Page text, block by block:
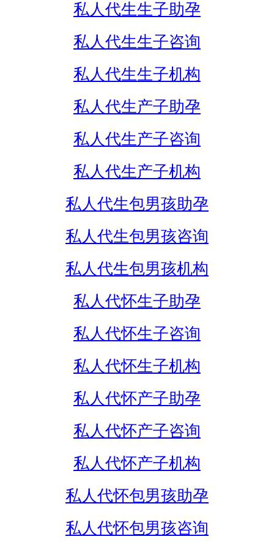
私人代生生子助孕
私人代生生子咨询
私人代生生子机构
私人代生产子助孕
私人代生产子咨询
私人代生产子机构
私人代生包男孩助孕
私人代生包男孩咨询
私人代生包男孩机构
私人代怀生子助孕
私人代怀生子咨询
私人代怀生子机构
私人代怀产子助孕
私人代怀产子咨询
私人代怀产子机构
私人代怀包男孩助孕
私人代怀包男孩咨询